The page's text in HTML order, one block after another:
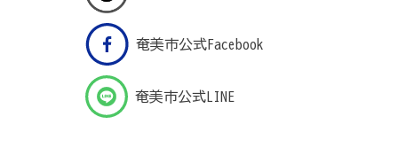
奄美市公式Facebook
奄美市公式LINE